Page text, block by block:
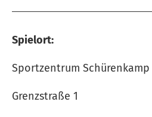
Spielort:
Sportzentrum Schürenkamp
Grenzstraße 1